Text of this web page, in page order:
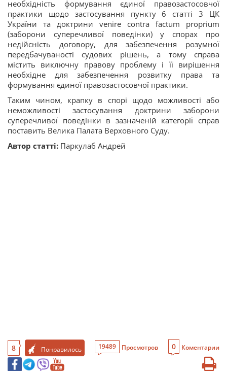
необхідність формування єдиної правозастосовчої
практики щодо застосування пункту 6 статті 3 ЦК
України та доктрини venire contra factum proprium
(заборони суперечливої поведінки) у спорах про
недійсність договору, для забезпечення розумної
передбачуваності судових рішень, а тому справа
містить виключну правову проблему і її вирішення
необхідне для забезпечення розвитку права та
формування єдиної правозастосовчої практики.
Таким чином, крапку в спорі щодо можливості або
неможливості застосування доктрини заборони
суперечливої поведінки в зазначеній категорії справ
поставить Велика Палата Верховного Суду.
Автор статті: Паркулаб Андрей
8 Понравилось 19489 Просмотров 0 Коментарии